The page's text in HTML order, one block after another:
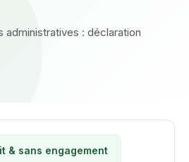
administratives : déclaration
& sans engagement